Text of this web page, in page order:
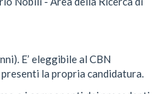
E’ eleggibile al CBN
presenti la propria candidatura.